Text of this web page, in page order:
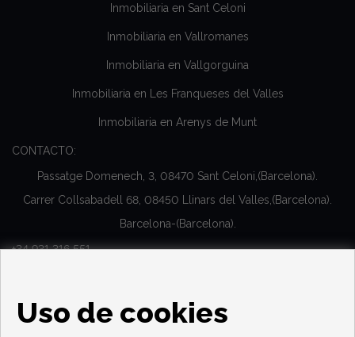
Inmobiliaria en Sant Celoni
Inmobiliaria en Vallromanes
Inmobiliaria en Vallgorguina
Inmobiliaria en Les Franqueses del Valles
Inmobiliaria en Arenys de Munt
CONTACTO:
Passatge Domenech, 3, 08470 Sant Celoni,(Barcelona).
Carrer Collsabadell 68, 08450 Llinars del Valles,(Barcelona).
Barcelona-(Barcelona).
+34 931 316 551
Uso de cookies